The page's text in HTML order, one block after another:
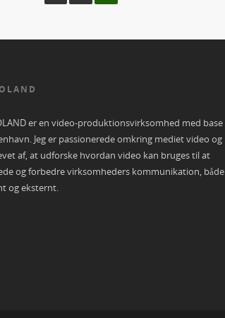
er en video-produktionsvirksomhed med base
Jeg er passionerede omkring mediet video og
af, at udforske hvordan video kan bruges til at
og forbedre virksomheders kommunikation, både
og eksternt.